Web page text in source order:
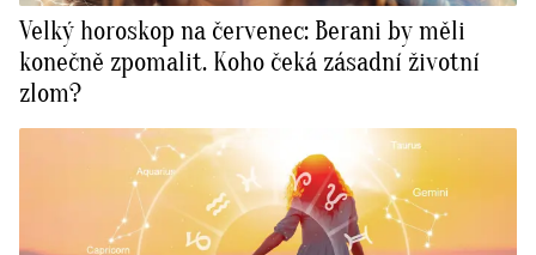
Velký horoskop na červenec: Berani by měli
konečně zpomalit. Koho čeká zásadní životní
zlom?